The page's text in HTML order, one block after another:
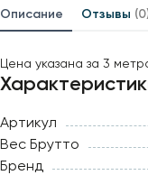
Описание Отзывы
Цена указана за 3
Артикул
Вес Брутто
Бренд